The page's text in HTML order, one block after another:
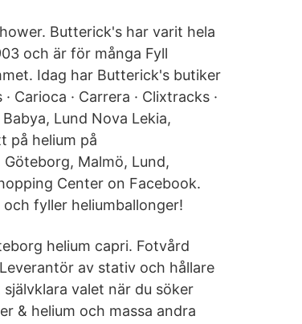
Butterick's har varit hela
och är för många Fyll
Idag har Butterick's butiker
· Carrera · Clixtracks ·
Lund Nova Lekia,
på helium på
Malmö, Lund,
Center on Facebook.
fyller heliumballonger!
helium capri. Fotvård
av stativ och hållare
valet när du söker
& helium och massa andra